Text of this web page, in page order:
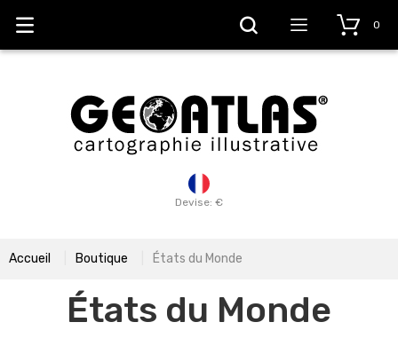
Devise: €
0
Accueil Boutique États du Monde
États du Monde